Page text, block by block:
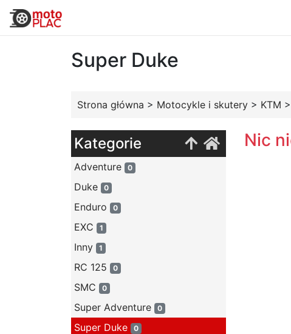
Super Duke
Strona główna > Motocykle i skutery > KTM >
Kategorie
Adventure 0
Duke 0
Enduro 0
EXC 1
Inny 1
RC 125 0
SMC 0
Super Adventure 0
Super Duke 0
Nic